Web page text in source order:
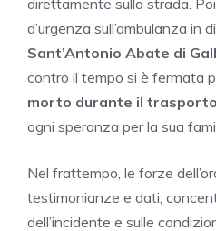
d’urgenza sull’ambulanza in
Sant’Antonio Abate di
contro il tempo si è fermata
morto durante il trasporto
ogni speranza per la sua
Nel frattempo, le forze
testimonianze e dati,
dell’incidente e sulle